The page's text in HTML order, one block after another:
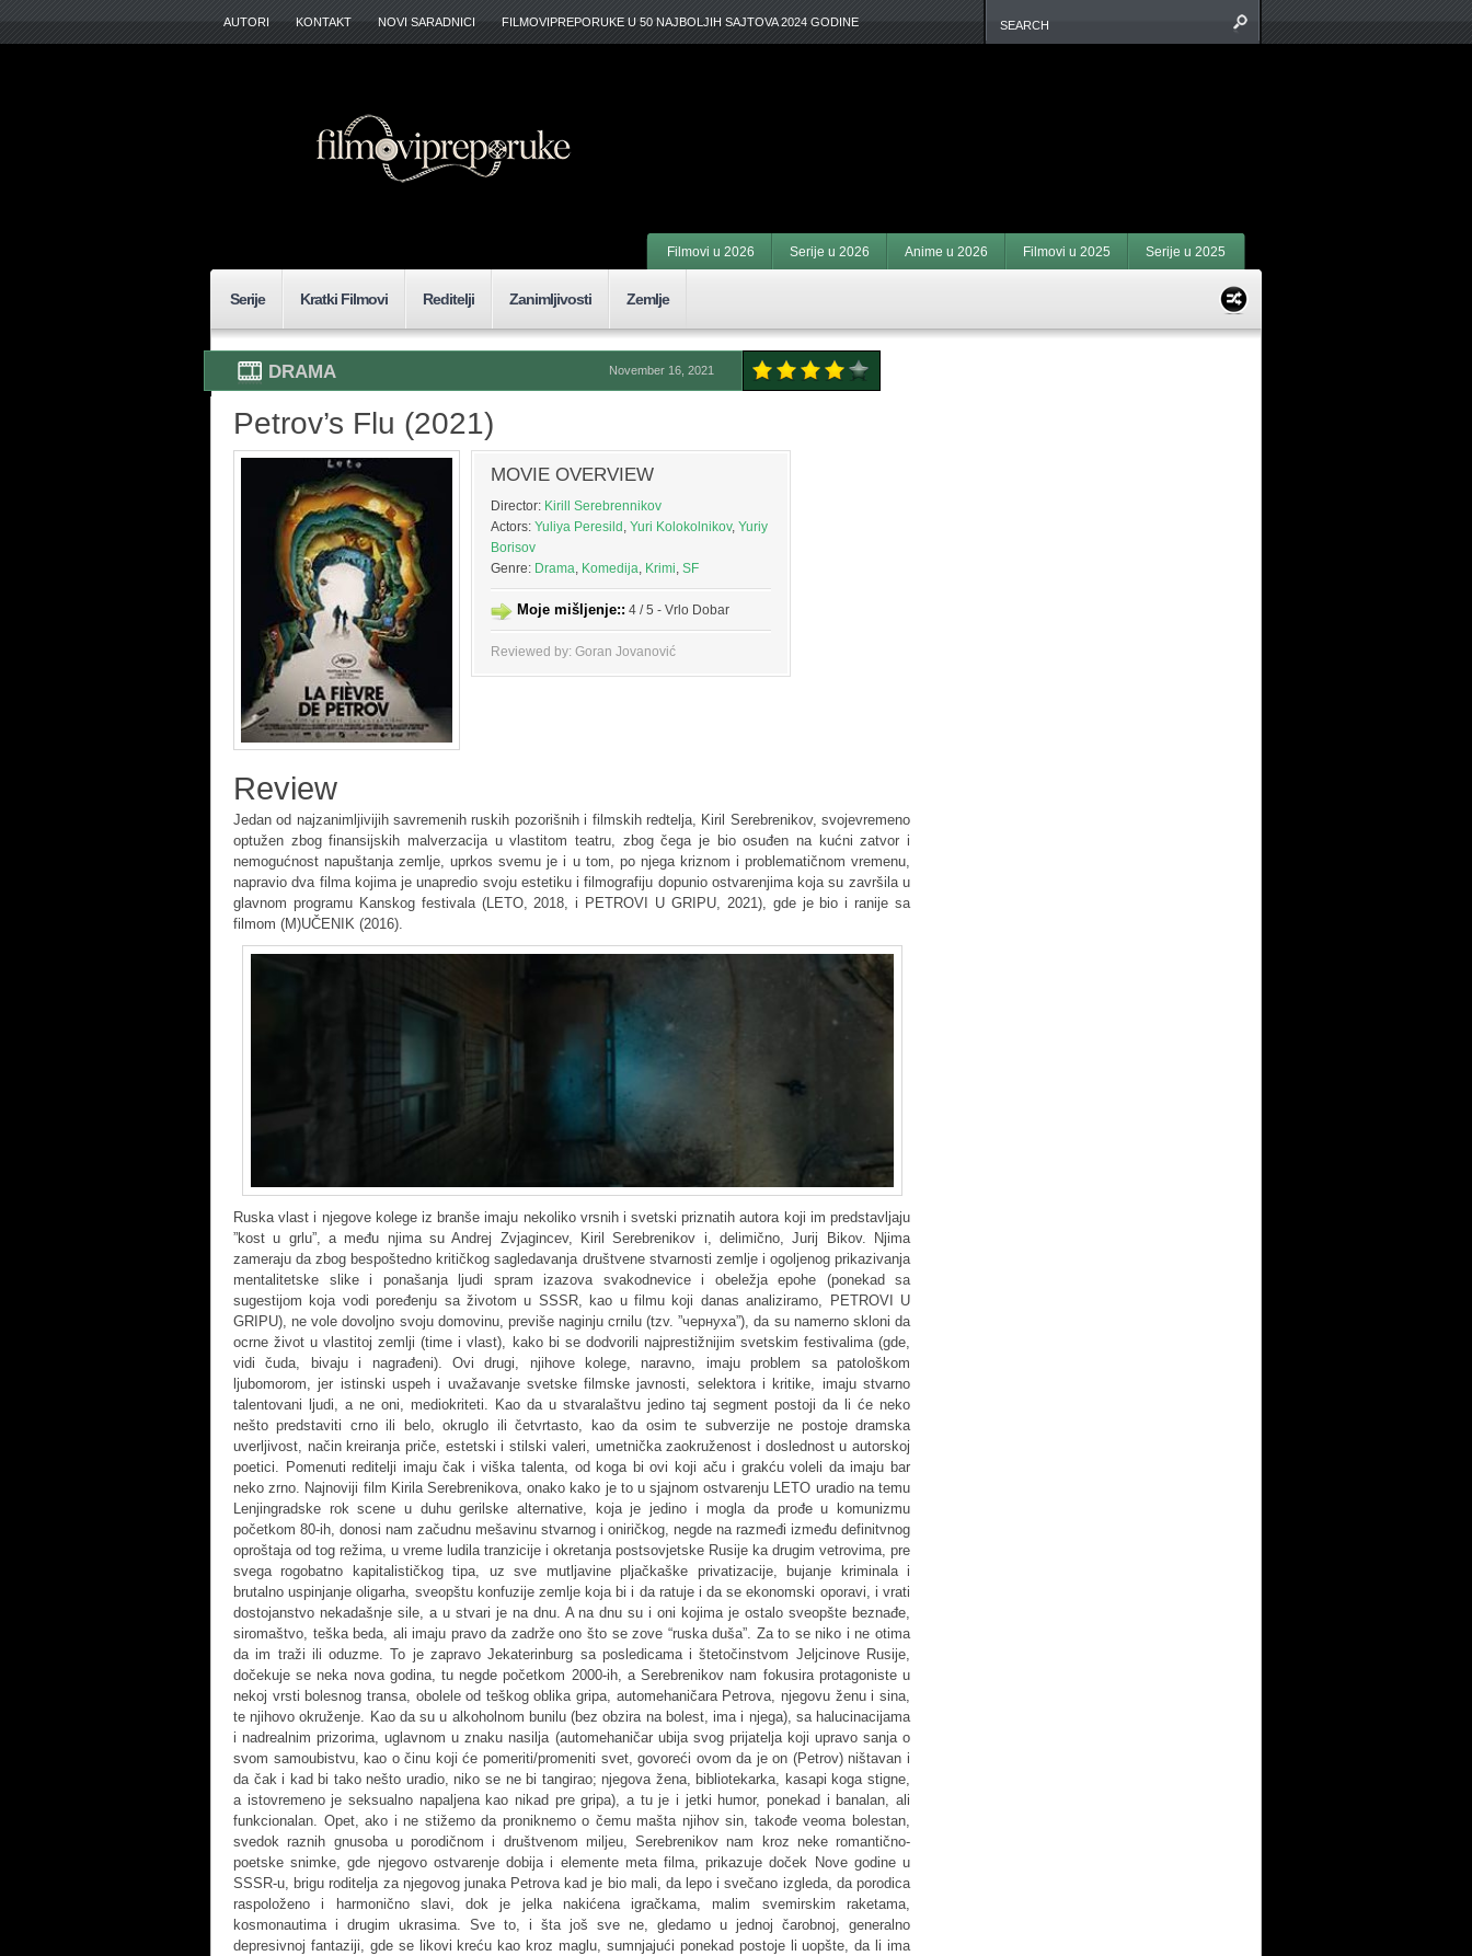
AUTORI KONTAKT NOVI SARADNICI FILMOVIPREPORUKE U 50 NAJBOLJIH SAJTOVA 2024 GODINE
Filmovi u 2026 Serije u 2026 Anime u 2026 Filmovi u 2025 Serije u 2025
Serije Kratki Filmovi Reditelji Zanimljivosti Zemlje
DRAMA November 16, 2021
Petrov’s Flu (2021)
MOVIE OVERVIEW
Director: Kirill Serebrennikov
Actors: Yuliya Peresild Yuri Kolokolnikov, Yuriy
Borisov
Genre: Drama Komedija Krimi SF
Moje mišljenje:: 4 / 5 - Vrlo Dobar
Reviewed by: Goran Jovanović
Review
Jedan od najzanimljivijih savremenih ruskih pozorišnih i filmskih redtelja, Kiril Serebrenikov, svojevremeno
optužen zbog finansijskih malverzacija u vlastitom teatru, zbog čega je bio osuđen na kućni zatvor i
nemogućnost napuštanja zemlje, uprkos svemu je i u tom, po njega kriznom i problematičnom vremenu,
napravio dva filma kojima je unapredio svoju estetiku i filmografiju dopunio ostvarenjima koja su završila u
glavnom programu Kanskog festivala (LETO, 2018, i PETROVI U GRIPU, 2021), gde je bio i ranije sa
filmom (M)UČENIK (2016).
Ruska vlast i njegove kolege iz branše imaju nekoliko vrsnih i svetski priznatih autora koji im predstavljaju
”kost u grlu”, a među njima su Andrej Zvjagincev, Kiril Serebrenikov i, delimično, Jurij Bikov. Njima
zameraju da zbog bespoštedno kritičkog sagledavanja društvene stvarnosti zemlje i ogoljenog prikazivanja
mentalitetske slike i ponašanja ljudi spram izazova svakodnevice i obeležja epohe (ponekad sa
sugestijom koja vodi poređenju sa životom u SSSR, kao u filmu koji danas analiziramo, PETROVI U
GRIPU), ne vole dovoljno svoju domovinu, previše naginju crnilu (tzv. ”чернуха”), da su namerno skloni da
ocrne život u vlastitoj zemlji (time i vlast), kako bi se dodvorili najprestižnijim svetskim festivalima (gde,
vidi čuda, bivaju i nagrađeni). Ovi drugi, njihove kolege, naravno, imaju problem sa patološkom
ljubomorom, jer istinski uspeh i uvažavanje svetske filmske javnosti, selektora i kritike, imaju stvarno
talentovani ljudi, a ne oni, mediokriteti. Kao da u stvaralaštvu jedino taj segment postoji da li će neko
nešto predstaviti crno ili belo, okruglo ili četvrtasto, kao da osim te subverzije ne postoje dramska
uverljivost, način kreiranja priče, estetski i stilski valeri, umetnička zaokruženost i doslednost u autorskoj
poetici. Pomenuti reditelji imaju čak i viška talenta, od koga bi ovi koji aču i grakću voleli da imaju bar
neko zrno. Najnoviji film Kirila Serebrenikova, onako kako je to u sjajnom ostvarenju LETO uradio na temu
Lenjingradske rok scene u duhu gerilske alternative, koja je jedino i mogla da prođe u komunizmu
početkom 80-ih, donosi nam začudnu mešavinu stvarnog i oniričkog, negde na razmeđi između definitvnog
oproštaja od tog režima, u vreme ludila tranzicije i okretanja postsovjetske Rusije ka drugim vetrovima, pre
svega rogobatno kapitalističkog tipa, uz sve mutljavine pljačkaške privatizacije, bujanje kriminala i
brutalno uspinjanje oligarha, sveopštu konfuzije zemlje koja bi i da ratuje i da se ekonomski oporavi, i vrati
dostojanstvo nekadašnje sile, a u stvari je na dnu. A na dnu su i oni kojima je ostalo sveopšte beznađe,
siromaštvo, teška beda, ali imaju pravo da zadrže ono što se zove “ruska duša”. Za to se niko i ne otima
da im traži ili oduzme. To je zapravo Jekaterinburg sa posledicama i štetočinstvom Jeljcinove Rusije,
dočekuje se neka nova godina, tu negde početkom 2000-ih, a Serebrenikov nam fokusira protagoniste u
nekoj vrsti bolesnog transa, obolele od teškog oblika gripa, automehaničara Petrova, njegovu ženu i sina,
te njihovo okruženje. Kao da su u alkoholnom bunilu (bez obzira na bolest, ima i njega), sa halucinacijama
i nadrealnim prizorima, uglavnom u znaku nasilja (automehaničar ubija svog prijatelja koji upravo sanja o
svom samoubistvu, kao o činu koji će pomeriti/promeniti svet, govoreći ovom da je on (Petrov) ništavan i
da čak i kad bi tako nešto uradio, niko se ne bi tangirao; njegova žena, bibliotekarka, kasapi koga stigne,
a istovremeno je seksualno napaljena kao nikad pre gripa), a tu je i jetki humor, ponekad i banalan, ali
funkcionalan. Opet, ako i ne stižemo da proniknemo o čemu mašta njihov sin, takođe veoma bolestan,
svedok raznih gnusoba u porodičnom i društvenom miljeu, Serebrenikov nam kroz neke romantično-
poetske snimke, gde njegovo ostvarenje dobija i elemente meta filma, prikazuje doček Nove godine u
SSSR-u, brigu roditelja za njegovog junaka Petrova kad je bio mali, da lepo i svečano izgleda, da porodica
raspoloženo i harmonično slavi, dok je jelka nakićena igračkama, malim svemirskim raketama,
kosmonautima i drugim ukrasima. Sve to, i šta još sve ne, gledamo u jednoj čarobnoj, generalno
depresivnoj fantaziji, gde se likovi kreću kao kroz maglu, sumnjajući ponekad postoje li uopšte, da li ima